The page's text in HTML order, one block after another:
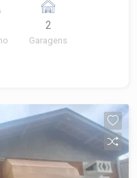
social; - Cozinha
e ótimo
2
Garagens